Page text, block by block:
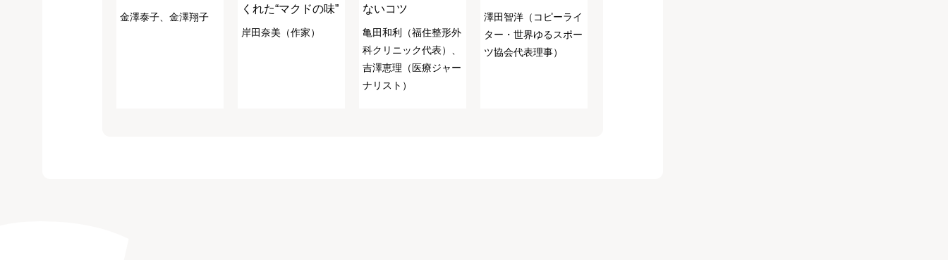
金澤泰子、金澤翔子
くれた“マクドの味”
岸田奈美（作家）
ないコツ
亀田和利（福住整形外
科クリニック代表）、
吉澤恵理（医療ジャー
ナリスト）
澤田智洋（コピーライ
ター・世界ゆるスポー
ツ協会代表理事）